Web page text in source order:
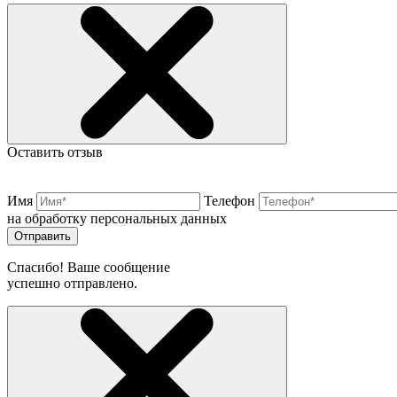
Оставить отзыв
Имя Телефон
на обработку персональных данных
Отправить
Спасибо! Ваше сообщение
успешно отправлено.